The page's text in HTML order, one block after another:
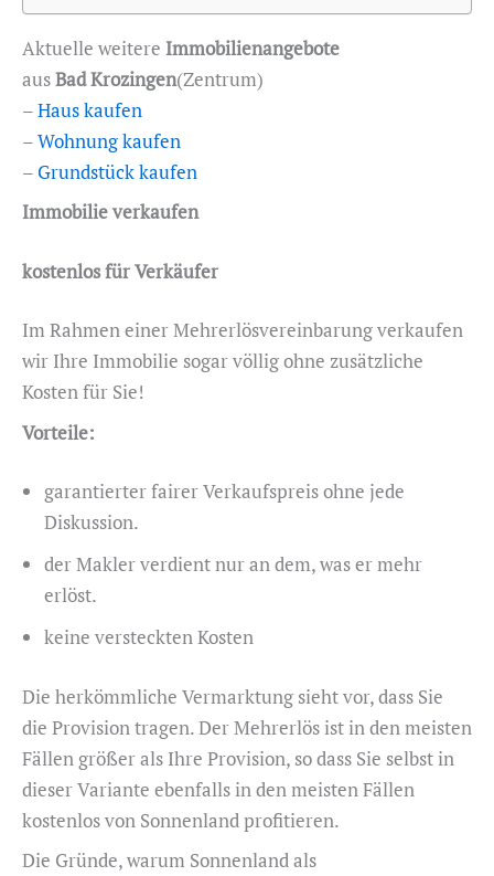
Aktuelle weitere Immobilienangebote
ausBad Krozingen(Zentrum)
–Haus kaufen
–Wohnung kaufen
– Grundstück kaufen
Immobilie verkaufen
kostenlos für Verkäufer
Im Rahmen einer Mehrerlösvereinbarung verkaufen
wir Ihre Immobilie sogar völlig ohne zusätzliche
Kosten für Sie!
Vorteile:
garantierter fairer Verkaufspreis ohne jede
Diskussion.
der Makler verdient nur an dem, was er mehr
erlöst.
keine versteckten Kosten
Die herkömmliche Vermarktung sieht vor, dass Sie
die Provision tragen. Der Mehrerlös ist in den meisten
Fällen größer als Ihre Provision, so dass Sie selbst in
dieser Variante ebenfalls in den meisten Fällen
kostenlos von Sonnenland profitieren.
Die Gründe, warum Sonnenland als